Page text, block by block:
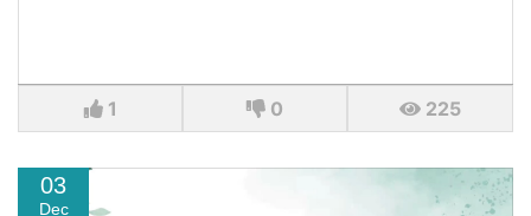
1 0 225
03
Dec